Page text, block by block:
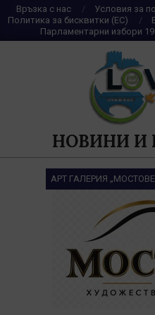
Skip
to
content
Връзка с нас Условия за
Политика за бисквитки (ЕС)
Парламентарни избори
НОВИНИ И
АРТ ГАЛЕРИЯ